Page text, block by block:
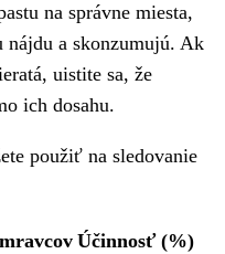
na správne miesta,
nájdu a skonzumujú. Ak
uistite sa, že
ich dosahu.
použiť na sledovanie
Účinnosť (%)